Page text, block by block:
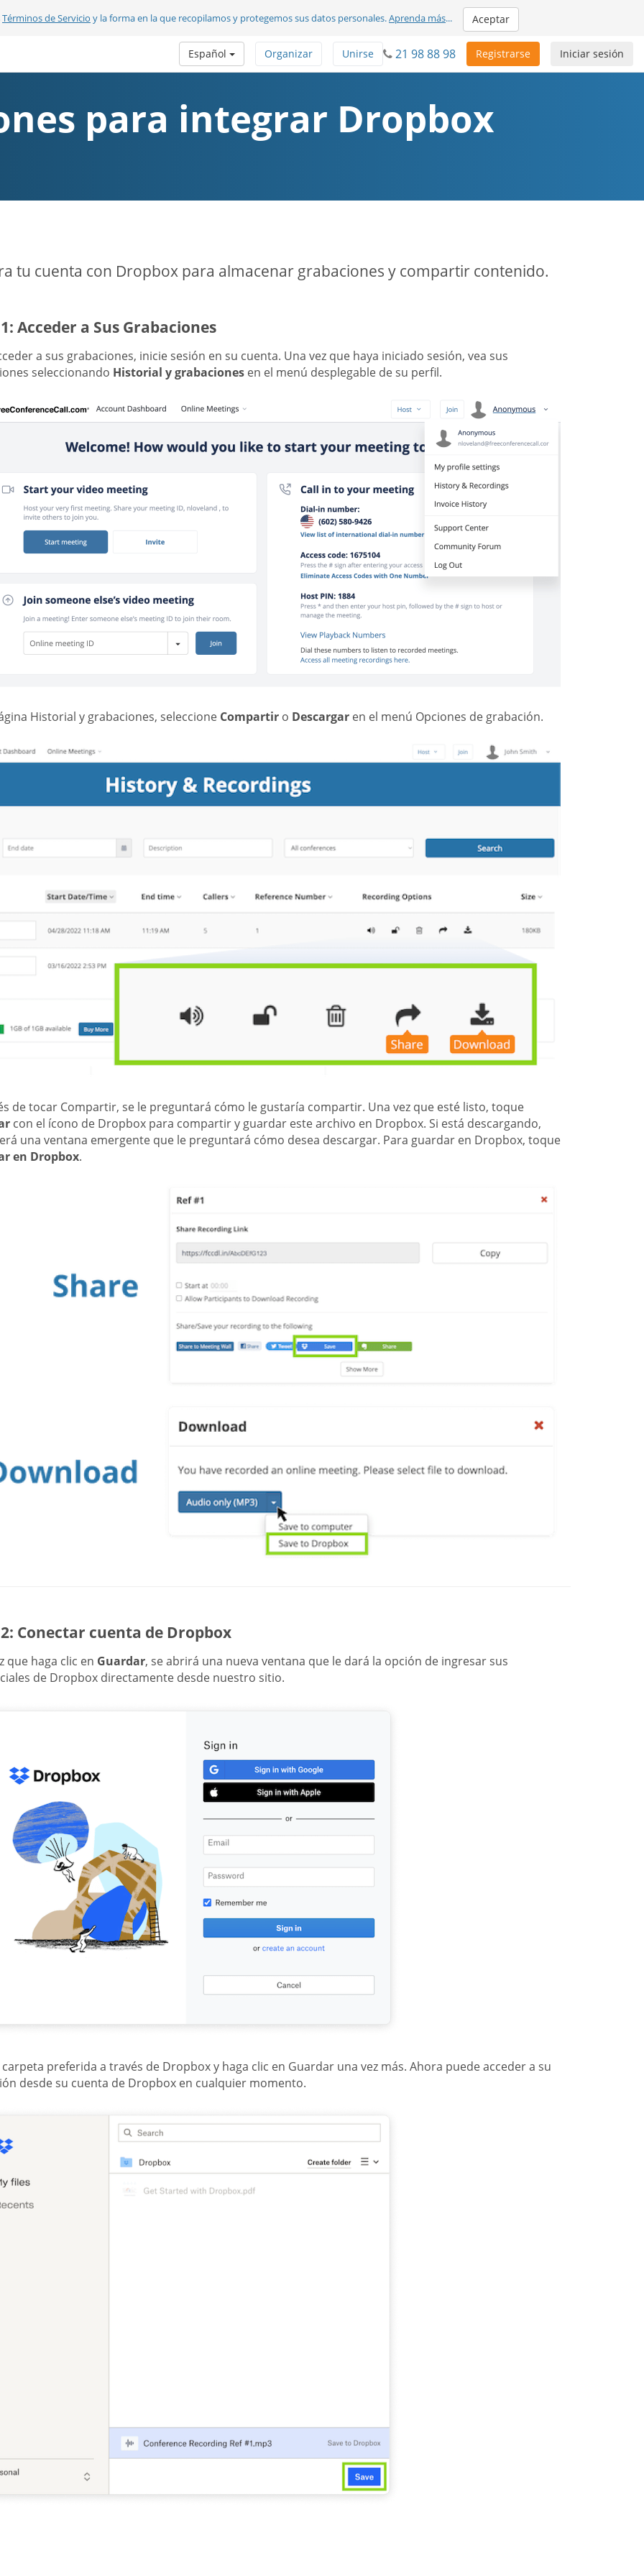
Términos de Servicio y la forma en la que recopilamos y protegemos sus datos personales.Aprenda más... Aceptar
Iniciar sesión
Registrarse
21 98 88 98
Unirse
Organizar
Español
para integrar Dropbox
tu cuenta con Dropbox para almacenar grabaciones y compartir contenido.
Acceder a Sus Grabaciones
a sus grabaciones, inicie sesión en su cuenta. Una vez que haya iniciado sesión, vea sus
seleccionando Historial y grabacionesen el menú desplegable de su perfil.
Historial y grabaciones, seleccione Compartiro Descargaren el menú Opciones de grabación.
de tocar Compartir, se le preguntará cómo le gustaría compartir. Una vez que esté listo, toque
con el ícono de Dropbox para compartir y guardar este archivo en Dropbox. Si está descargando,
una ventana emergente que le preguntará cómo desea descargar. Para guardar en Dropbox, toque
en Dropbox.
2: Conectar cuenta de Dropbox
que haga clic en Guardar, se abrirá una nueva ventana que le dará la opción de ingresar sus
de Dropbox directamente desde nuestro sitio.
carpeta preferida a través de Dropbox y haga clic en Guardar una vez más. Ahora puede acceder a su
desde su cuenta de Dropbox en cualquier momento.